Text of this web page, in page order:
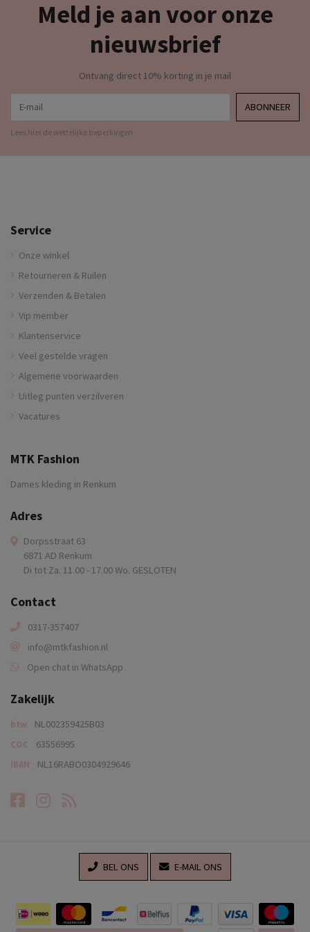
Meld je aan voor onze
nieuwsbrief
Ontvang direct 10% korting in je mail
ABONNEER
Lees hier de wettelijke beperkingen
Service
Onze winkel
Retourneren & Ruilen
Verzenden & Betalen
Vip member
Klantenservice
Veel gestelde vragen
Algemene voorwaarden
Uitleg punten verzilveren
Vacatures
MTK Fashion
Dames kleding in Renkum
Adres
Dorpsstraat 63
6871 AD Renkum
Di tot Za. 11.00 - 17.00 Wo. GESLOTEN
Contact
0317-357407
info@mtkfashion.nl
Open chat in WhatsApp
Zakelijk
btw NL002359425B03
COC 63556995
IBAN NL16RABO0304929646
Facebook
Instagram
RSS-feed
BEL ONS E-MAIL ONS